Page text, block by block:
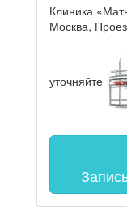
Клиника
Москва,
уточняйте